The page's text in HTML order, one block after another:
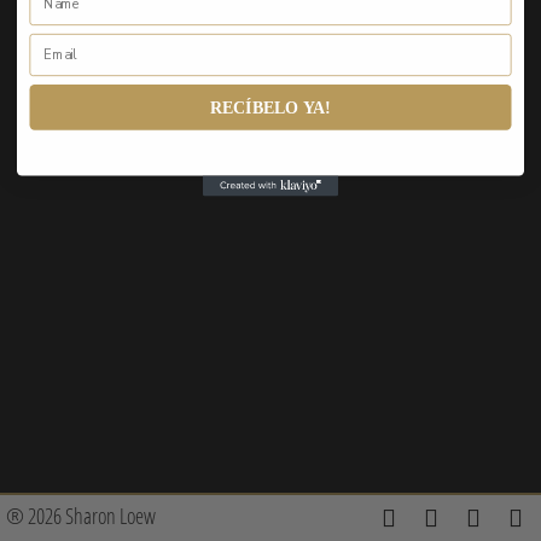
® 2026 Sharon Loew
RECÍBELO YA!